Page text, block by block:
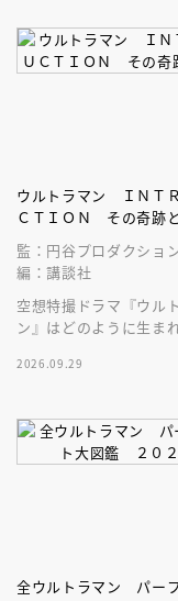
ウルトラマン ＩＮＴ
ＣＴＩＯＮ その奇跡
監：円谷プロダクショ
編：講談社
空想特撮ドラマ『ウル
ン』はどのように生ま
となったのかを深堀りす
2026.09.29
全ウルトラマン パー